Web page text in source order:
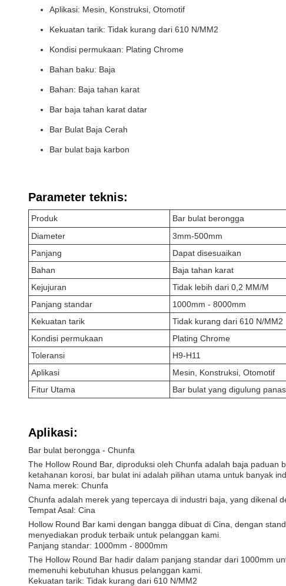
Aplikasi: Mesin, Konstruksi, Otomotif
Kekuatan tarik: Tidak kurang dari 610 N/MM2
Kondisi permukaan: Plating Chrome
Bahan baku: Baja
Bahan: Baja tahan karat
Bar baja tahan karat datar
Bar Bulat Baja Cerah
Bar bulat baja karbon
Parameter teknis:
Produk
Bar bulat berongga
Diameter
3mm-500mm
Panjang
Dapat disesuaikan
Bahan
Baja tahan karat
Kejujuran
Tidak lebih dari 0,2 MM/M
Panjang standar
1000mm - 8000mm
Kekuatan tarik
Tidak kurang dari 610 N/MM2
Kondisi permukaan
Plating Chrome
Toleransi
H9-H11
Aplikasi
Mesin, Konstruksi, Otomotif
Fitur Utama
Bar bulat yang digulung
Aplikasi:
Bar bulat berongga - Chunfa
The Hollow Round Bar, diproduksi oleh Chunfa adalah baja
ketahanan korosi, bar bulat ini adalah pilihan utama untuk banyak
Nama merek: Chunfa
Chunfa adalah merek yang tepercaya di industri baja, yang dikenal
Tempat Asal: Cina
Hollow Round Bar kami dengan bangga dibuat di Cina, dengan
menyediakan produk terbaik untuk pelanggan kami.
Panjang standar: 1000mm - 8000mm
The Hollow Round Bar hadir dalam panjang standar dari 1000mm
memenuhi kebutuhan khusus pelanggan kami.
Kekuatan tarik: Tidak kurang dari 610 N/MM2